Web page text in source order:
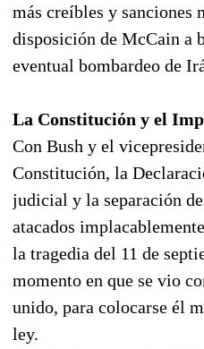
más creíbles y sanciones
disposición de McCain a
eventual bombardeo de
La Constitución y el
Con Bush y el
Constitución, la
judicial y la separación
atacados
la tragedia del 11 de
momento en que se vio
unido, para colocarse él
ley.